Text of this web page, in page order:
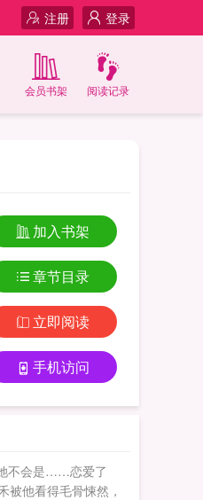
登录
注册
阅读记录
会员书架
加入书架
章节目录
立即阅读
手机访问
不会是……恋爱了
他看得毛骨悚然，